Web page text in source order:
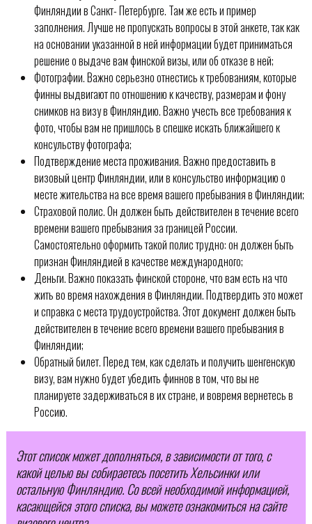
Финляндии в Санкт- Петербурге. Там же есть и пример
заполнения. Лучше не пропускать вопросы в этой анкете, так как
на основании указанной в ней информации будет приниматься
решение о выдаче вам финской визы, или об отказе в ней;
Фотографии. Важно серьезно отнестись к требованиям, которые
финны выдвигают по отношению к качеству, размерам и фону
снимков на визу в Финляндию. Важно учесть все требования к
фото, чтобы вам не пришлось в спешке искать ближайшего к
консульству фотографа;
Подтверждение места проживания. Важно предоставить в
визовый центр Финляндии, или в консульство информацию о
месте жительства на все время вашего пребывания в Финляндии;
Страховой полис. Он должен быть действителен в течение всего
времени вашего пребывания за границей России.
Самостоятельно оформить такой полис трудно: он должен быть
признан Финляндией в качестве международного;
Деньги. Важно показать финской стороне, что вам есть на что
жить во время нахождения в Финляндии. Подтвердить это может
и справка с места трудоустройства. Этот документ должен быть
действителен в течение всего времени вашего пребывания в
Финляндии;
Обратный билет. Перед тем, как сделать и получить шенгенскую
визу, вам нужно будет убедить финнов в том, что вы не
планируете задерживаться в их стране, и вовремя вернетесь в
Россию.
Этот список может дополняться, в зависимости от того, с
какой целью вы собираетесь посетить Хельсинки или
остальную Финляндию. Со всей необходимой информацией,
касающейся этого списка, вы можете ознакомиться на сайте